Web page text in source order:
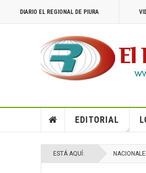
DIARIO EL REGIONAL DE PIURA
EDITORIAL
ESTÁ AQUÍ: